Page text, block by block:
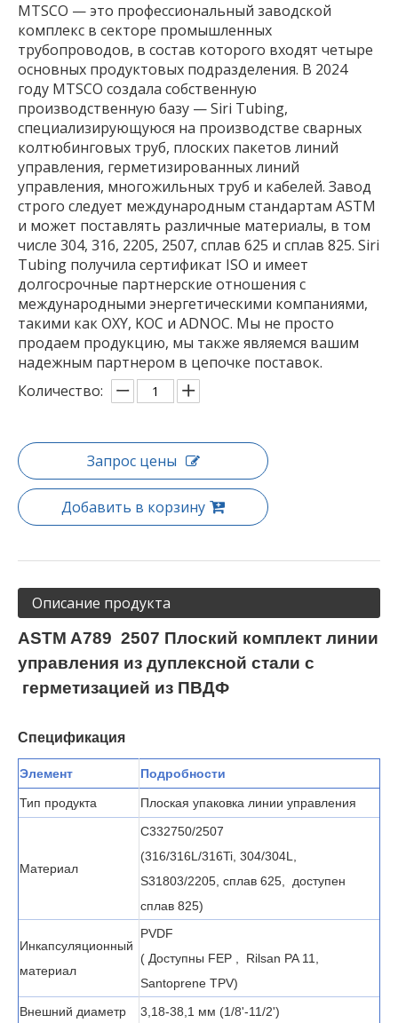
MTSCO — это профессиональный заводской
комплекс в секторе промышленных
трубопроводов, в состав которого входят четыре
основных продуктовых подразделения. В 2024
году MTSCO создала собственную
производственную базу — Siri Tubing,
специализирующуюся на производстве сварных
колтюбинговых труб, плоских пакетов линий
управления, герметизированных линий
управления, многожильных труб и кабелей. Завод
строго следует международным стандартам ASTM
и может поставлять различные материалы, в том
числе 304, 316, 2205, 2507, сплав 625 и сплав 825. Siri
Tubing получила сертификат ISO и имеет
долгосрочные партнерские отношения с
международными энергетическими компаниями,
такими как OXY, KOC и ADNOC. Мы не просто
продаем продукцию, мы также являемся вашим
надежным партнером в цепочке поставок.
Количество:
Запрос цены
Добавить в корзину
Описание продукта
ASTM A789 2507 Плоский комплект линии
управления из дуплексной стали с
герметизацией из ПВДФ
Спецификация
Элемент Подробности
Тип продукта Плоская упаковка линии управления
Материал
С332750/2507
(316/316L/316Ti, 304/304L,
S31803/2205, сплав 625,
доступен
сплав 825)
Инкапсуляционный
материал
PVDF
( Доступны FEP
Rilsan PA 11,
Santoprene TPV)
Внешний диаметр
3,18-38,1 мм (1/8'-11/2')